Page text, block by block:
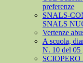
preferenze
SNALS-
SNALS
Vertenze
A scuola,
N. 10 del 05